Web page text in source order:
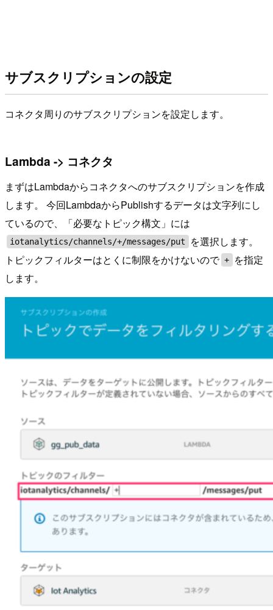
サブスクリプションの設定
コネクタ周りのサブスクリプションを設定します。
Lambda -> コネクタ
まずはLambdaからコネクタへのサブスクリプションを作成
します。 今回LambdaからPublishするデータは文字列にし
ているので、「必要なトピック構文」には
iotanalytics/channels/+/messages/put
を選択します。
トピックフィルターはとくに制限をかけないので +
を指定
します。